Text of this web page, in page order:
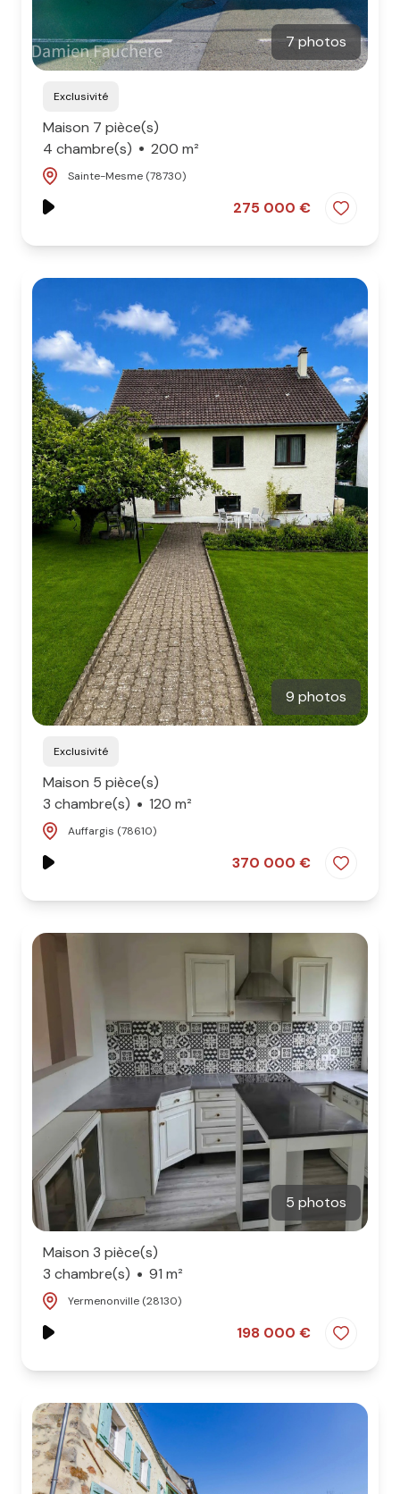
7 photos
Exclusivité
Maison 7 pièce(s)
4 chambre(s)
200 m²
Sainte-Mesme (78730)
275 000 €
9 photos
Exclusivité
Maison 5 pièce(s)
3 chambre(s)
120 m²
Auffargis (78610)
370 000 €
5 photos
Maison 3 pièce(s)
3 chambre(s)
91 m²
Yermenonville (28130)
198 000 €